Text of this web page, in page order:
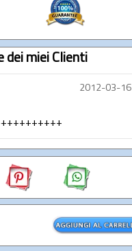
dei miei Clienti
2012-03-16